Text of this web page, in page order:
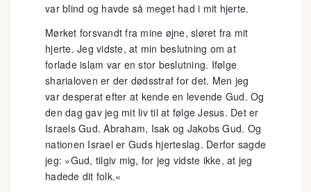
var blind og havde så meget had i mit hjerte.
Mørket forsvandt fra mine øjne, sløret fra mit
hjerte. Jeg vidste, at min beslutning om at
forlade islam var en stor beslutning. Ifølge
sharialoven er der dødsstraf for det. Men jeg
var desperat efter at kende en levende Gud. Og
den dag gav jeg mit liv til at følge Jesus. Det er
Israels Gud. Abraham, Isak og Jakobs Gud. Og
nationen Israel er Guds hjerteslag. Derfor sagde
jeg: »Gud, tilgiv mig, for jeg vidste ikke, at jeg
hadede dit folk.«